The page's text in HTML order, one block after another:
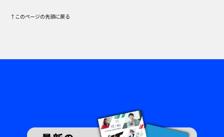
↑このページの先頭に戻る